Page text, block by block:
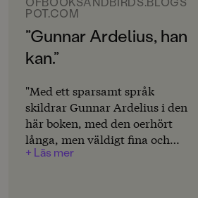
en komplett fruktkaka."
"Inte sånt tråkigt, det ska finnas
annars är det ingen riktig
vara sorgligt."
"Nej, de lever lyckliga i alla sina
SPRÅK
Svenska
2006-03-28
Produktion
MILJÖMÄRKNING
POT.COM
”Gunnar Ardelius, han
kan.”
"Med ett sparsamt språk
skildrar Gunnar Ardelius i den
här boken, med den oerhört
långa, men väldigt fina och
sorgliga, titeln, ett
+ Läs mer